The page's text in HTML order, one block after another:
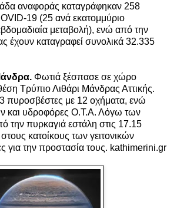
αναφοράς καταγράφηκαν 258
19 (25 ανά εκατομμύριο
μεταβολή), ενώ από την
έχουν καταγραφεί συνολικά 32.335
Φωτιά ξέσπασε σε χώρο
Τρύπιο Λιθάρι Μάνδρας Αττικής.
πυροσβέστες με 12 οχήματα, ενώ
και υδροφόρες Ο.Τ.Α. Λόγω των
πυρκαγιά εστάλη στις 17.15
κατοίκους των γειτονικών
για την προστασία τους. kathimerini.gr